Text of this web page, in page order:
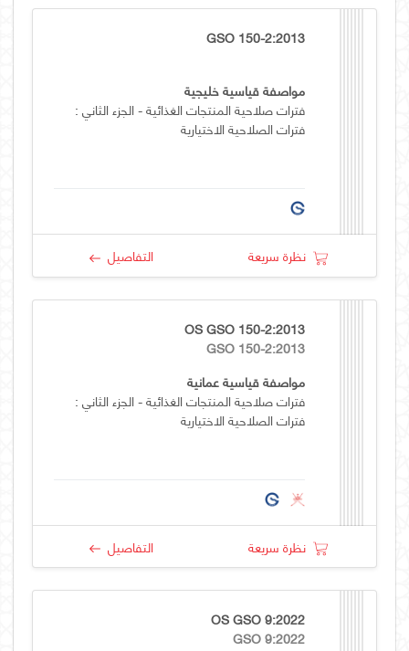
GSO 150-2:2013
مواصفة قياسية خليجية
فترات صلاحية المنتجات الغذائية - الجزء الثاني :
فترات الصلاحية الاختيارية
نظرة سريعة التفاصيل
OS GSO 150-2:2013
GSO 150-2:2013
مواصفة قياسية عمانية
فترات صلاحية المنتجات الغذائية - الجزء الثاني :
فترات الصلاحية الاختيارية
نظرة سريعة التفاصيل
OS GSO 9:2022
GSO 9:2022